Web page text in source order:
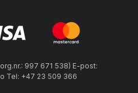
997 671 538) E-post:
Tel: +47 23 509 366